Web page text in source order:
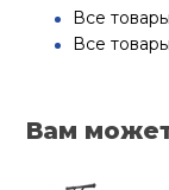
Все
Все
Вам